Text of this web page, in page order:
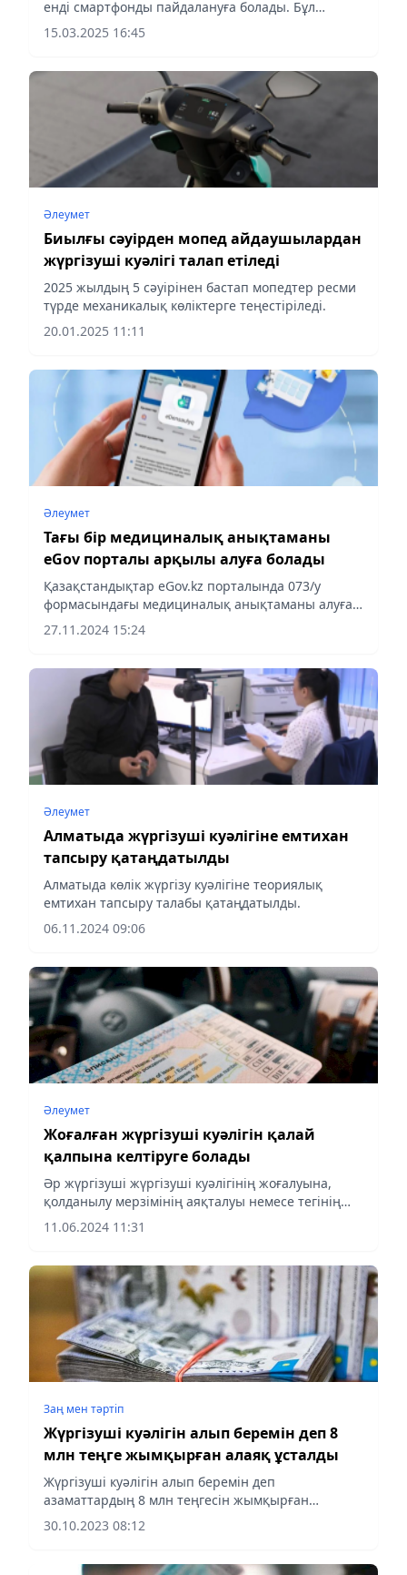
енді смартфонды пайдалануға болады. Бұл
онлайн-қызмет eGov Mobile қосымшасында
қолжетімді, деп хабарлайды aqshamnews.kz
15.03.2025 16:45
Әлеумет
Биылғы сәуірден мопед айдаушылардан
жүргізуші куәлігі талап етіледі
2025 жылдың 5 сәуірінен бастап мопедтер ресми
түрде механикалық көліктерге теңестіріледі.
20.01.2025 11:11
Әлеумет
Тағы бір медициналық анықтаманы
eGov порталы арқылы алуға болады
Қазақстандықтар eGov.kz порталында 073/у
формасындағы медициналық анықтаманы алуға
мүмкіндік алды. Бұл анықтама адамның көлік
құралын басқаруға денсаулығының
27.11.2024 15:24
Әлеумет
Алматыда жүргізуші куәлігіне емтихан
тапсыру қатаңдатылды
Алматыда көлік жүргізу куәлігіне теориялық
емтихан тапсыру талабы қатаңдатылды.
06.11.2024 09:06
Әлеумет
Жоғалған жүргізуші куәлігін қалай
қалпына келтіруге болады
Әр жүргізуші жүргізуші куәлігінің жоғалуына,
қолданылу мерзімінің аяқталуы немесе тегінің
ауысу себебі бойынша қалпына келтіру
қажеттілігіне тап болуы мүмкін. Мұны қалай
11.06.2024 11:31
Заң мен тəртіп
Жүргізуші куәлігін алып беремін деп 8
млн теңге жымқырған алаяқ ұсталды
Жүргізуші куәлігін алып беремін деп
азаматтардың 8 млн теңгесін жымқырған
Екібастұз тұрғыны анықталды.
30.10.2023 08:12